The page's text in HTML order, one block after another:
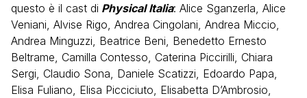
questo è il cast di Physical Italia: Alice Sganzerla, Alice
Veniani, Alvise Rigo, Andrea Cingolani, Andrea Miccio,
Andrea Minguzzi, Beatrice Beni, Benedetto Ernesto
Beltrame, Camilla Contesso, Caterina Piccirilli, Chiara
Sergi, Claudio Sona, Daniele Scatizzi, Edoardo Papa,
Elisa Fuliano, Elisa Picciciuto, Elisabetta D’Ambrosio,